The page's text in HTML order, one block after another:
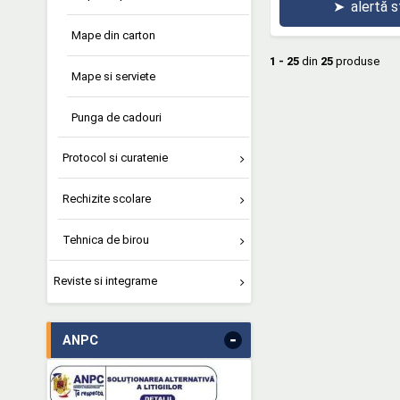
Mape din carton
Mape si serviete
Punga de cadouri
Protocol si curatenie
Rechizite scolare
Tehnica de birou
Reviste si integrame
ANPC -
➤ alertă
1 - 25 din 25 produse